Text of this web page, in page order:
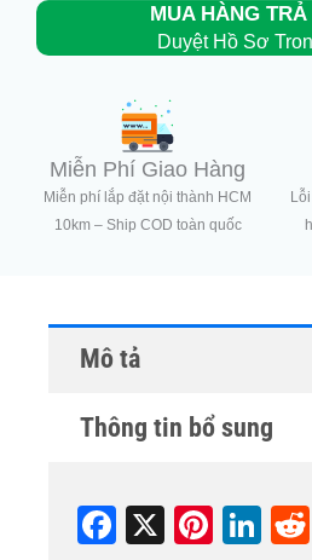
MUA HÀNG
Duyệt Hồ Sơ
Miễn Phí Giao Hàng
Miễn phí lắp đặt nội thành HCM
10km – Ship COD toàn quốc
Mô tả
Thông tin bổ sung
Fa X
Pi
Li